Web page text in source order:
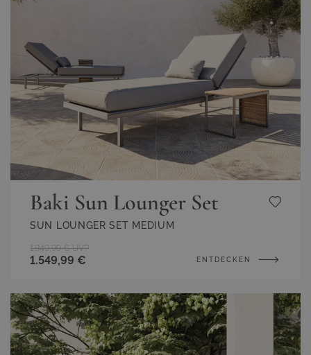
Baki Sun Lounger Set
SUN LOUNGER SET MEDIUM
1.549,99 €
1.949,99 € UVP
ENTDECKEN